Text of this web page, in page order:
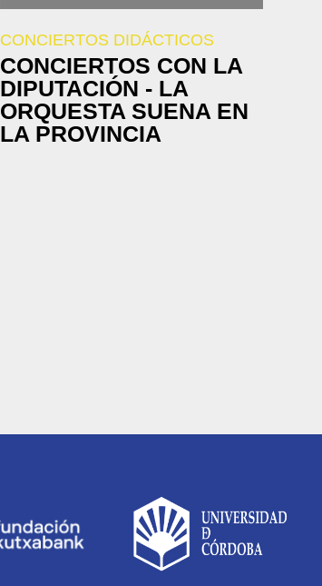
CONCIERTOS DIDÁCTICOS
CONCIERTOS CON LA
DIPUTACIÓN - LA
ORQUESTA SUENA EN
LA PROVINCIA